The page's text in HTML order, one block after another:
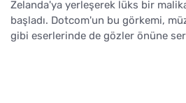
Zelanda'ya yerleşerek lüks bir
başladı. Dotcom'un bu görkemi,
gibi eserlerinde de gözler önüne